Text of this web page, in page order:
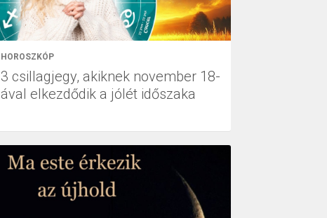
HOROSZKÓP
3 csillagjegy, akiknek november 18-
ával elkezdődik a jólét időszaka